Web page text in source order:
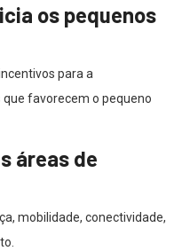
os pequenos
para a
favorecem o pequeno
áreas de
mobilidade, conectividade,